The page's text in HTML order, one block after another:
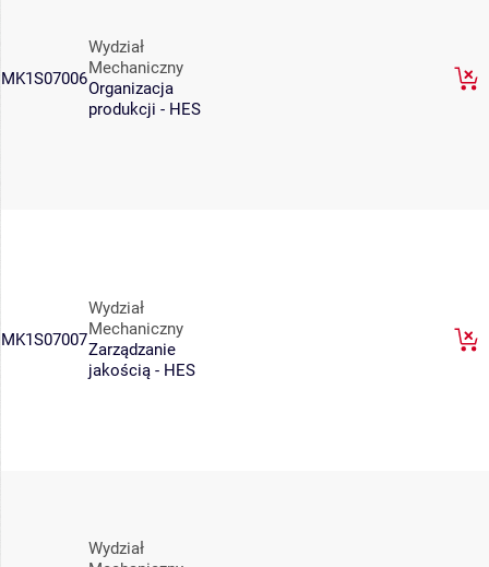
MK1S07006
Wydział
Mechaniczny
Organizacja
produkcji - HES
MK1S07007
Wydział
Mechaniczny
Zarządzanie
jakością - HES
Wydział